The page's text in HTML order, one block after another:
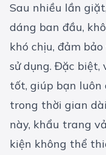
Sau nhiều lần
dáng ban đầu,
khó chịu, đảm
sử dụng. Đặc biệt,
tốt, giúp bạn
trong thời gian
này, khẩu trang
kiện không thể